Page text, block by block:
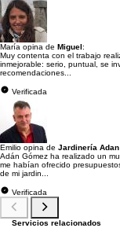
María opina de Miguel:
Muy contenta con el trabajo
inmejorable: serio, puntual, se
recomendaciones...
Verificada
Emilio opina de Jardinería Adan
Adán Gómez ha realizado un
me habían ofrecido
de mi jardin...
Verificada
Servicios relacionados